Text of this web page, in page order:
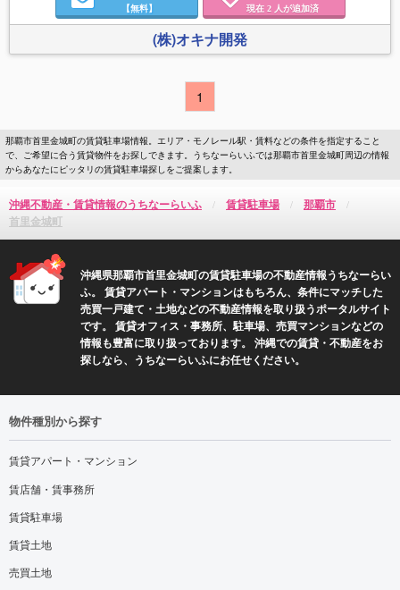
【無料】 現在 2 人が追加済
(株)オキナ開発
1
那覇市首里金城町の賃貸駐車場情報。エリア・モノレール駅・賃料などの条件を指定すること
で、ご希望に合う賃貸物件をお探しできます。うちなーらいふでは那覇市首里金城町周辺の情報
からあなたにピッタリの賃貸駐車場探しをご提案します。
沖縄不動産・賃貸情報のうちなーらいふ 賃貸駐車場
那覇市
首里金城町
沖縄県那覇市首里金城町の賃貸駐車場の不動産情報うちなーらい
ふ。 賃貸アパート・マンションはもちろん、条件にマッチした
売買一戸建て・土地などの不動産情報を取り扱うポータルサイト
です。 賃貸オフィス・事務所、駐車場、売買マンションなどの
情報も豊富に取り扱っております。 沖縄での賃貸・不動産をお
探しなら、うちなーらいふにお任せください。
物件種別から探す
賃貸アパート・マンション
賃店舗・賃事務所
賃貸駐車場
賃貸土地
売買土地